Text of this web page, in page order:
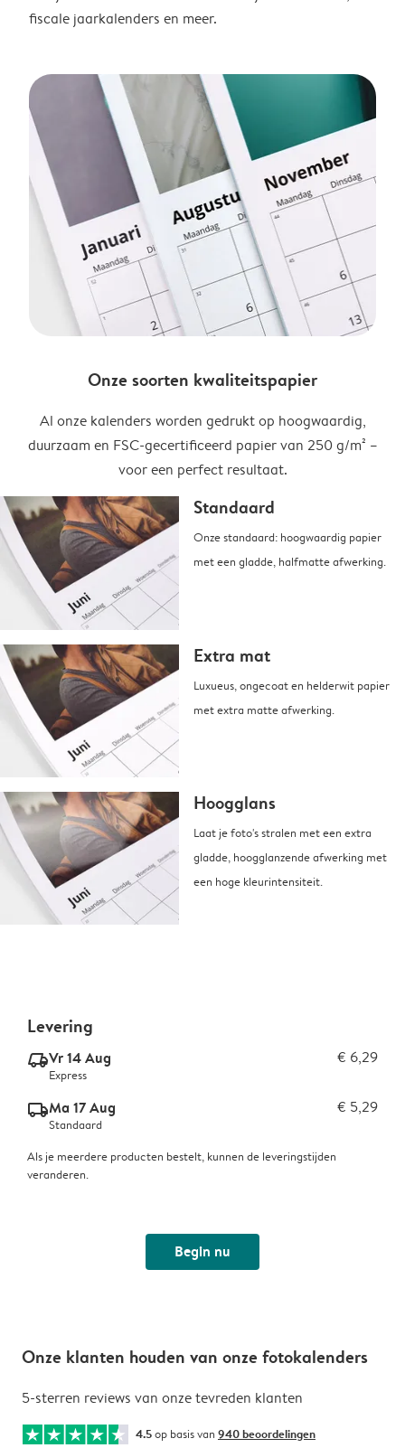
fiscale jaarkalenders en meer.
Onze soorten kwaliteitspapier
Al onze kalenders worden gedrukt op hoogwaardig,
duurzaam en FSC-gecertificeerd papier van 250 g/m² –
voor een perfect resultaat.
Standaard
Onze standaard: hoogwaardig papier
met een gladde, halfmatte afwerking.
Extra mat
Luxueus, ongecoat en helderwit papier
met extra matte afwerking.
Hoogglans
Laat je foto's stralen met een extra
gladde, hoogglanzende afwerking met
een hoge kleurintensiteit.
Levering
delivery_express_v2Vr 14 Aug € 6,29
Express
delivery_standard_v2Ma 17 Aug € 5,29
Standaard
Als je meerdere producten bestelt, kunnen de leveringstijden
veranderen.
Begin nu
Onze klanten houden van onze fotokalenders
5-sterren reviews van onze tevreden klanten
4.5op basis van 940 beoordelingen